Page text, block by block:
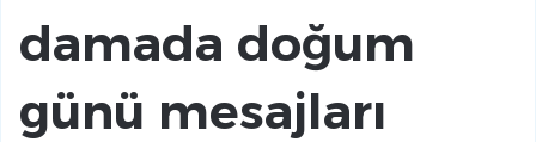
damada doğum
günü mesajları